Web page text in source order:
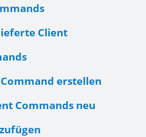
Client
erstellen
Commands neu